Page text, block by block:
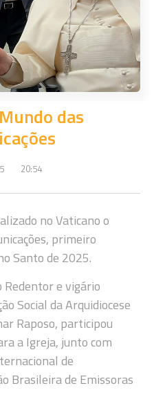
das
20:54
no Vaticano o
primeiro
Santo de 2025.
e vigário
Social da Arquidiocese
Raposo, participou
a Igreja, junto com
de
Brasileira de Emissoras